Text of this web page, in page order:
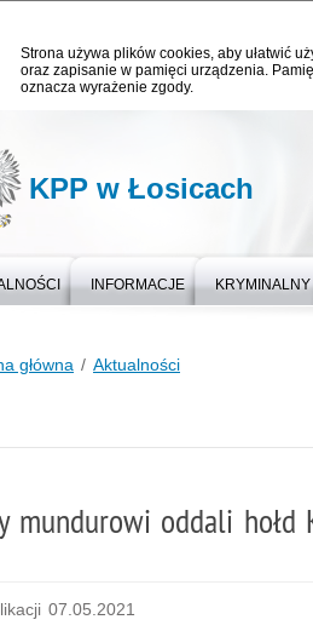
Strona używa plików cookies, aby ułatwić
oraz zapisanie w pamięci urządzenia.
oznacza wyrażenie zgody.
KPP w Łosicach
INFORMACJE KRYMINALNY
główna Aktualności
mundurowi oddali hołd
07.05.2021